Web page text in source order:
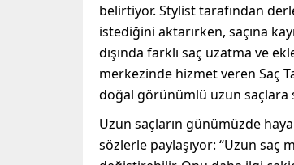
belirtiyor. Stylist tarafından
istediğini aktarırken, saçına
dışında farklı saç uzatma ve
merkezinde hizmet veren Saç
doğal görünümlü uzun saçlara
Uzun saçların günümüzde
sözlerle paylaşıyor: “Uzun saç